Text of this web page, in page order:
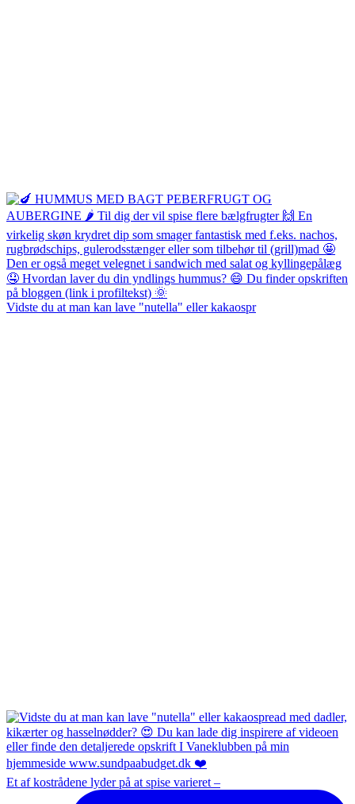
Vidste du at man kan lave "nutella" eller kakaospr
Et af kostrådene lyder på at spise varieret –